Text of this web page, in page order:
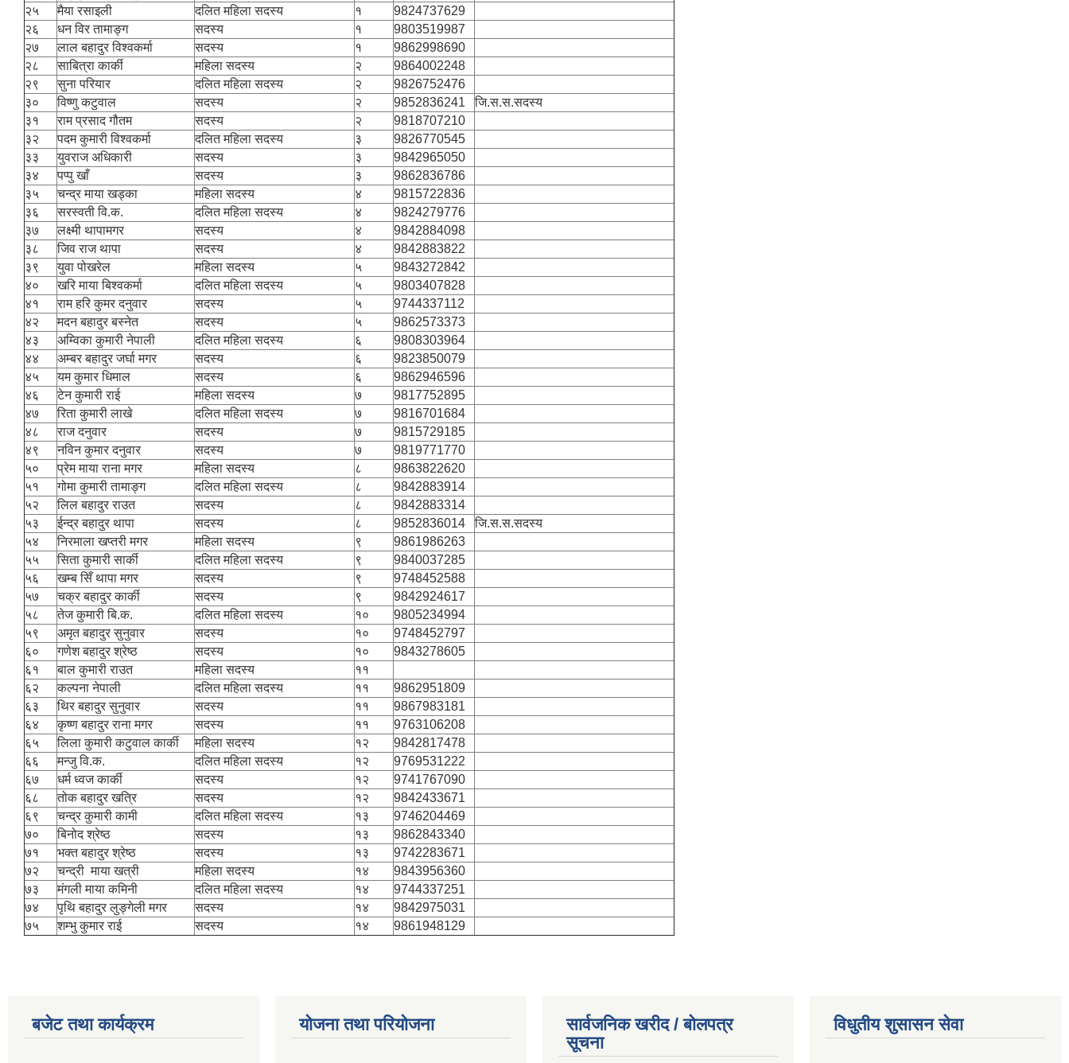
२५
मैया रसाइली दलित महिला सदस्य १
9824737629
२६
धन विर तामाङ्ग सदस्य १
9803519987
२७
लाल बहादुर विश्वकर्मा सदस्य १
9862998690
२८
साबित्रा कार्की महिला सदस्य २
9864002248
२९
सुना परियार दलित महिला सदस्य २
9826752476
३०
विष्णु कटुवाल सदस्य २ 9852836241
जि.स.स.सदस्य
३१
राम प्रसाद गौतम सदस्य २
9818707210
३२
पदम कुमारी विश्वकर्मा दलित महिला सदस्य ३
9826770545
३३
युवराज अधिकारी सदस्य ३
9842965050
३४
पप्पु खाँ सदस्य ३
9862836786
३५
चन्द्र माया खड्का महिला सदस्य ४
9815722836
३६
सरस्वती वि.क. दलित महिला सदस्य ४
9824279776
३७
लक्ष्मी थापामगर सदस्य ४
9842884098
३८
जिव राज थापा सदस्य ४
9842883822
३९
युवा पोखरेल महिला सदस्य ५
9843272842
४०
खरि माया बिश्वकर्मा दलित महिला सदस्य ५
9803407828
४१
राम हरि कुमर दनुवार सदस्य ५
9744337112
४२
मदन बहादुर बस्नेत सदस्य ५
9862573373
४३
अम्विका कुमारी नेपाली दलित महिला सदस्य ६
9808303964
४४
अम्बर बहादुर जर्घा मगर सदस्य ६
9823850079
४५
यम कुमार धिमाल सदस्य ६
9862946596
४६
टेन कुमारी राई महिला सदस्य ७
9817752895
४७
रिता कुमारी लाखे दलित महिला सदस्य ७
9816701684
४८
राज दनुवार सदस्य ७
9815729185
४९
नविन कुमार दनुवार सदस्य ७
9819771770
५०
प्रेम माया राना मगर महिला सदस्य ८
9863822620
५१
गोमा कुमारी तामाङ्ग दलित महिला सदस्य ८
9842883914
५२
लिल बहादुर राउत सदस्य ८
9842883314
५३
ईन्द्र बहादुर थापा सदस्य ८ 9852836014
जि.स.स.सदस्य
५४
निरमाला खप्तरी मगर महिला सदस्य ९
9861986263
५५
सिता कुमारी सार्की दलित महिला सदस्य ९
9840037285
५६
खम्ब सिँ थापा मगर सदस्य ९
9748452588
५७
चक्र बहादुर कार्की सदस्य ९
9842924617
५८
तेज कुमारी बि.क. दलित महिला सदस्य १०
9805234994
५९
अमृत बहादुर सुनुवार सदस्य १०
9748452797
६०
गणेश बहादुर श्रेष्ठ सदस्य १०
9843278605
६१
बाल कुमारी राउत महिला सदस्य
११
६२
कल्पना नेपाली दलित महिला सदस्य ११
9862951809
६३
थिर बहादुर सुनुवार सदस्य ११
9867983181
६४
कृष्ण बहादुर राना मगर सदस्य ११
9763106208
६५
लिला कुमारी कटुवाल कार्की महिला सदस्य १२
9842817478
६६
मन्जु वि.क. दलित महिला सदस्य १२
9769531222
६७
धर्म ध्वज कार्की सदस्य १२
9741767090
६८
तोक बहादुर खत्रि सदस्य १२
9842433671
६९
चन्द्र कुमारी कामी दलित महिला सदस्य १३
9746204469
७०
बिनोद श्रेष्ठ सदस्य १३
9862843340
७१
भक्त बहादुर श्रेष्ठ सदस्य १३
9742283671
७२
चन्द्री माया खत्री महिला सदस्य १४
9843956360
७३
मंगली माया कमिनी दलित महिला सदस्य १४
9744337251
७४
पृथि बहादुर लुङ्गेली मगर सदस्य १४
9842975031
७५
शम्भु कुमार राई सदस्य १४ 9861948129
बजेट तथा कार्यक्रम योजना तथा परियोजना
सार्वजनिक खरीद / बोलपत्र
सूचना
विधुतीय शुसासन सेवा